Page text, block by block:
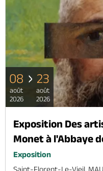
08
août
2026
23
août
2026
Exposition Des
Monet à l'Abbaye
Exposition
Saint-Florent-Le-Vieil,